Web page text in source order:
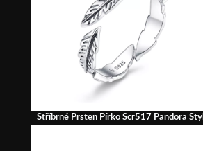
Stříbrné Prsten Pírko Scr517 Pandora Styl